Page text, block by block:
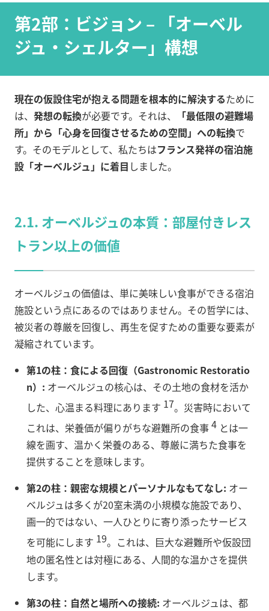
第2部：ビジョン – 「オーベル
ジュ・シェルター」構想
現在の仮設住宅が抱える問題を根本的に解決するために
は、 発想の転換が必要です。それは、
「最低限の避難場
所」から「心身を回復させるための空間」への転換で
す。そのモデルとして、私たちはフランス発祥の宿泊施
設「オーベルジュ」に着目 しました。
2.1. オーベルジュの本質：部屋付きレス
トラン以上の価値
オーベルジュの価値は、単に美味しい食事ができる宿泊
施設という点にあるのではありません。その哲学には、
被災者の尊厳を回復し、再生を促すための重要な要素が
凝縮されています。
第1の柱：食による回復（Gastronomic Restoratio
n）: オーベルジュの核心は、その土地の食材を活か
した、心温まる料理にあります 17。災害時において
これは、栄養価が偏りがちな避難所の食事4 とは一
線を画す、温かく栄養のある、尊厳に満ちた食事を
提供することを意味します。
第2の柱：親密な規模とパーソナルなもてなし: オー
ベルジュは多くが20室未満の小規模な施設であり、
画一的ではない、一人ひとりに寄り添ったサービス
を可能にします 19。これは、巨大な避難所や仮設団
地の匿名性とは対極にある、人間的な温かさを提供
します。
第3の柱：自然と場所への接続: オーベルジュは、都